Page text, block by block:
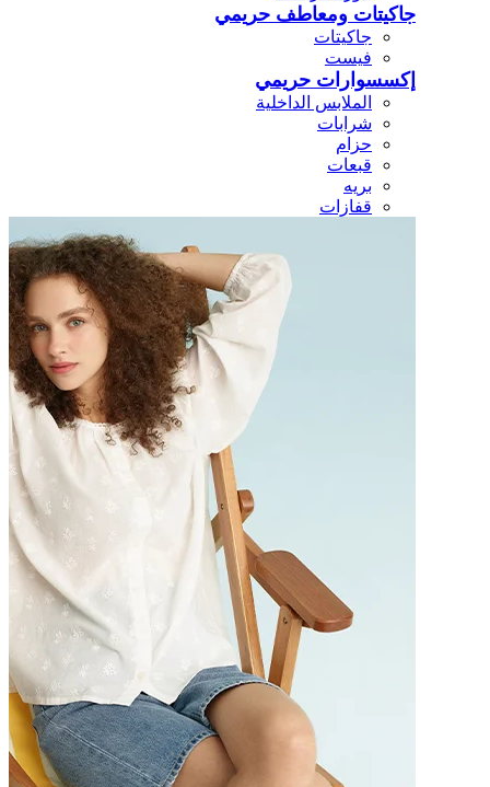
جاكيتات ومعاطف حريمي
جاكيتات
فيست
إكسسوارات حريمي
الملابس الداخلية
شرابات
حزام
قبعات
بريه
قفازات